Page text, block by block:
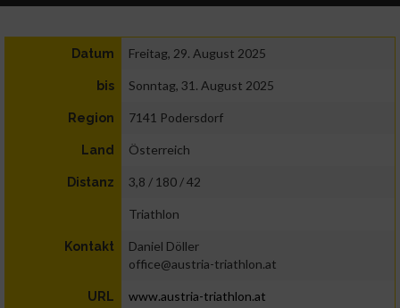
Datum Freitag, 29. August 2025
bis Sonntag, 31. August 2025
Region 7141 Podersdorf
Land Österreich
Distanz 3,8 / 180 / 42
Triathlon
Kontakt
Daniel Döller
office@austria-triathlon.at
URL www.austria-triathlon.at